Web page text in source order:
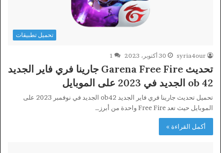
تحميل تطبيقات
syria4our 30 أكتوبر، 2023 1
تحديث Garena Free Fire جارينا فري فاير الجديد
ob 42 الجديد في 2023 على الموبايل
تحميل تحديث جارينا فري فاير الجديد ob42 الجديد في نوفمبر 2023 على
الموبايل حيث تعد Free Fire واحدة من أبرز…
أكمل القراءة »